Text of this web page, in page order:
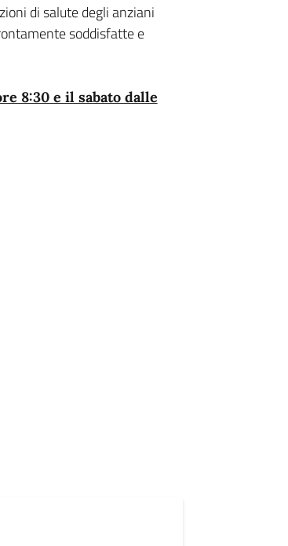
di salute degli anziani
soddisfatte e
8:30 e il sabato dalle